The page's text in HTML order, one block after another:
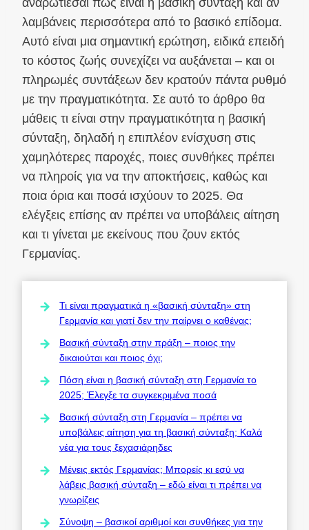
λαμβάνεις περισσότερα από το βασικό επίδομα.
Αυτό είναι μια σημαντική ερώτηση, ειδικά επειδή
το κόστος ζωής συνεχίζει να αυξάνεται – και οι
πληρωμές συντάξεων δεν κρατούν πάντα ρυθμό
με την πραγματικότητα. Σε αυτό το άρθρο θα
μάθεις τι είναι στην πραγματικότητα η βασική
σύνταξη, δηλαδή η επιπλέον ενίσχυση στις
χαμηλότερες παροχές, ποιες συνθήκες πρέπει
να πληροίς για να την αποκτήσεις, καθώς και
ποια όρια και ποσά ισχύουν το 2025. Θα
ελέγξεις επίσης αν πρέπει να υποβάλεις αίτηση
και τι γίνεται με εκείνους που ζουν εκτός
Γερμανίας.
Τι είναι πραγματικά η «βασική σύνταξη» στη
Γερμανία και γιατί δεν την παίρνει ο καθένας;
Βασική σύνταξη στην πράξη – ποιος την
δικαιούται και ποιος όχι;
Πόση είναι η βασική σύνταξη στη Γερμανία το
2025; Έλεγξε τα συγκεκριμένα ποσά
Βασική σύνταξη στη Γερμανία – πρέπει να
υποβάλεις αίτηση για τη βασική σύνταξη; Καλά
νέα για τους ξεχασιάρηδες
Μένεις εκτός Γερμανίας; Μπορείς κι εσύ να
λάβεις βασική σύνταξη – εδώ είναι τι πρέπει να
γνωρίζεις
Σύνοψη – βασικοί αριθμοί και συνθήκες για την